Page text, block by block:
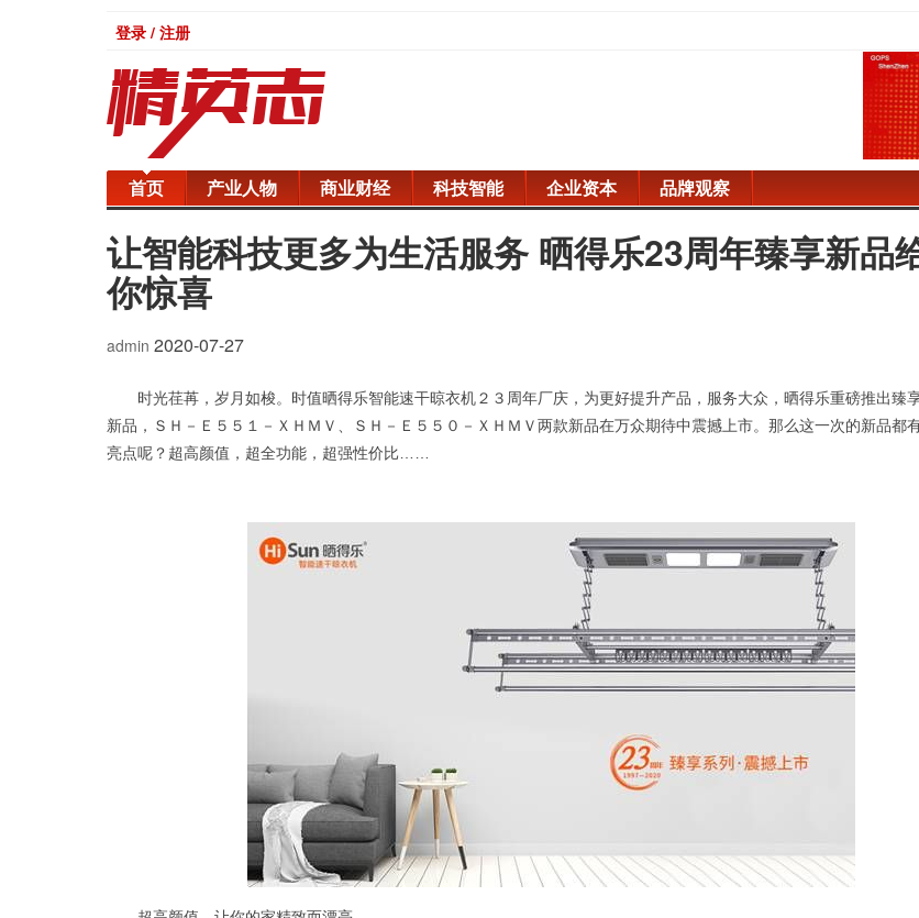
登录 / 注册
首页 产业人物 商业财经 科技智能 企业资本 品牌观察
让智能科技更多为生活服务 晒得乐23周年臻享新品
你惊喜
admin 2020-07-27
时光荏苒，岁月如梭。时值晒得乐智能速干晾衣机２３周年厂庆，为更好提升产品，服务大众，晒得乐重磅推出臻
新品，ＳＨ－Ｅ５５１－ＸＨＭＶ、ＳＨ－Ｅ５５０－ＸＨＭＶ两款新品在万众期待中震撼上市。那么这一次的新品都
亮点呢？超高颜值，超全功能，超强性价比……